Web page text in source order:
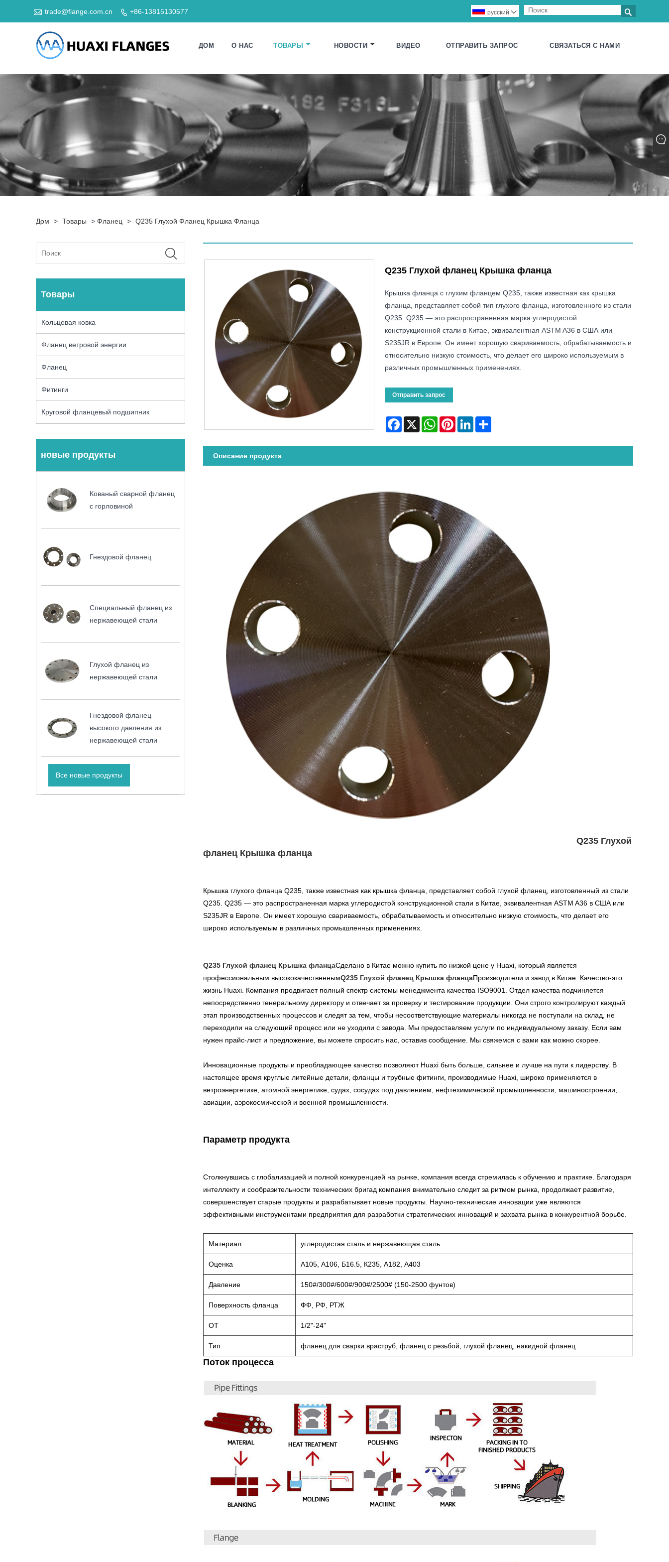
 trade@flange.com.cn  +86-13815130577 
русский 
ДОМ О НАС ТОВАРЫ НОВОСТИ ВИДЕО ОТПРАВИТЬ ЗАПРОС СВЯЗАТЬСЯ С НАМИ
Дом > Товары > Фланец > Q235 Глухой Фланец Крышка Фланца
Товары
Кольцевая ковка
Фланец ветровой энергии
Фланец
Фитинги
Круговой фланцевый подшипник
новые продукты
Кованый сварной фланец
с горловиной
Гнездовой фланец
Специальный фланец из
нержавеющей стали
Глухой фланец из
нержавеющей стали
Гнездовой фланец
высокого давления из
нержавеющей стали
Все новые продукты
Q235 Глухой фланец Крышка фланца
Крышка фланца с глухим фланцем Q235, также известная как крышка
фланца, представляет собой тип глухого фланца, изготовленного из стали
Q235. Q235 — это распространенная марка углеродистой
конструкционной стали в Китае, эквивалентная ASTM A36 в США или
S235JR в Европе. Он имеет хорошую свариваемость, обрабатываемость и
относительно низкую стоимость, что делает его широко используемым в
различных промышленных применениях.
Отправить запрос
Facebook
X WhatsAppPinterestLinkedInShare
Описание продукта
Q235 Глухой
фланец Крышка фланца
Крышка глухого фланца Q235, также известная как крышка фланца, представляет собой глухой фланец, изготовленный из стали
Q235. Q235 — это распространенная марка углеродистой конструкционной стали в Китае, эквивалентная ASTM A36 в США или
S235JR в Европе. Он имеет хорошую свариваемость, обрабатываемость и относительно низкую стоимость, что делает его
широко используемым в различных промышленных применениях.
Q235 Глухой фланец Крышка фланцаСделано в Китае можно купить по низкой цене у Huaxi, который является
профессиональным высококачественнымQ235 Глухой фланец Крышка фланцаПроизводители и завод в Китае. Качество-это
жизнь Huaxi. Компания продвигает полный спектр системы менеджмента качества ISO9001. Отдел качества подчиняется
непосредственно генеральному директору и отвечает за проверку и тестирование продукции. Они строго контролируют каждый
этап производственных процессов и следят за тем, чтобы несоответствующие материалы никогда не поступали на склад, не
переходили на следующий процесс или не уходили с завода. Мы предоставляем услуги по индивидуальному заказу. Если вам
нужен прайс-лист и предложение, вы можете спросить нас, оставив сообщение. Мы свяжемся с вами как можно скорее.
Инновационные продукты и преобладающее качество позволяют Huaxi быть больше, сильнее и лучше на пути к лидерству. В
настоящее время круглые литейные детали, фланцы и трубные фитинги, производимые Huaxi, широко применяются в
ветроэнергетике, атомной энергетике, судах, сосудах под давлением, нефтехимической промышленности, машиностроении,
авиации, аэрокосмической и военной промышленности.
Параметр продукта
Столкнувшись с глобализацией и полной конкуренцией на рынке, компания всегда стремилась к обучению и практике. Благодаря
интеллекту и сообразительности технических бригад компания внимательно следит за ритмом рынка, продолжает развитие,
совершенствует старые продукты и разрабатывает новые продукты. Научно-технические инновации уже являются
эффективными инструментами предприятия для разработки стратегических инноваций и захвата рынка в конкурентной борьбе.
Материал углеродистая сталь и нержавеющая сталь
Оценка А105, А106, Б16.5, К235, А182, А403
Давление 150#/300#/600#/900#/2500# (150-2500 фунтов)
Поверхность фланца ФФ, РФ, РТЖ
ОТ 1/2"-24"
Тип фланец для сварки враструб, фланец с резьбой, глухой фланец, накидной фланец
Поток процесса